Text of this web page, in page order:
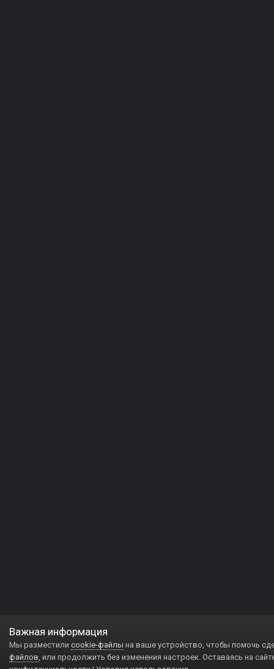
Важная информация
Мы разместили cookie-файлы на ваше устройство, чтобы помочь
файлов, или продолжить без изменения настроек. Оставаясь на